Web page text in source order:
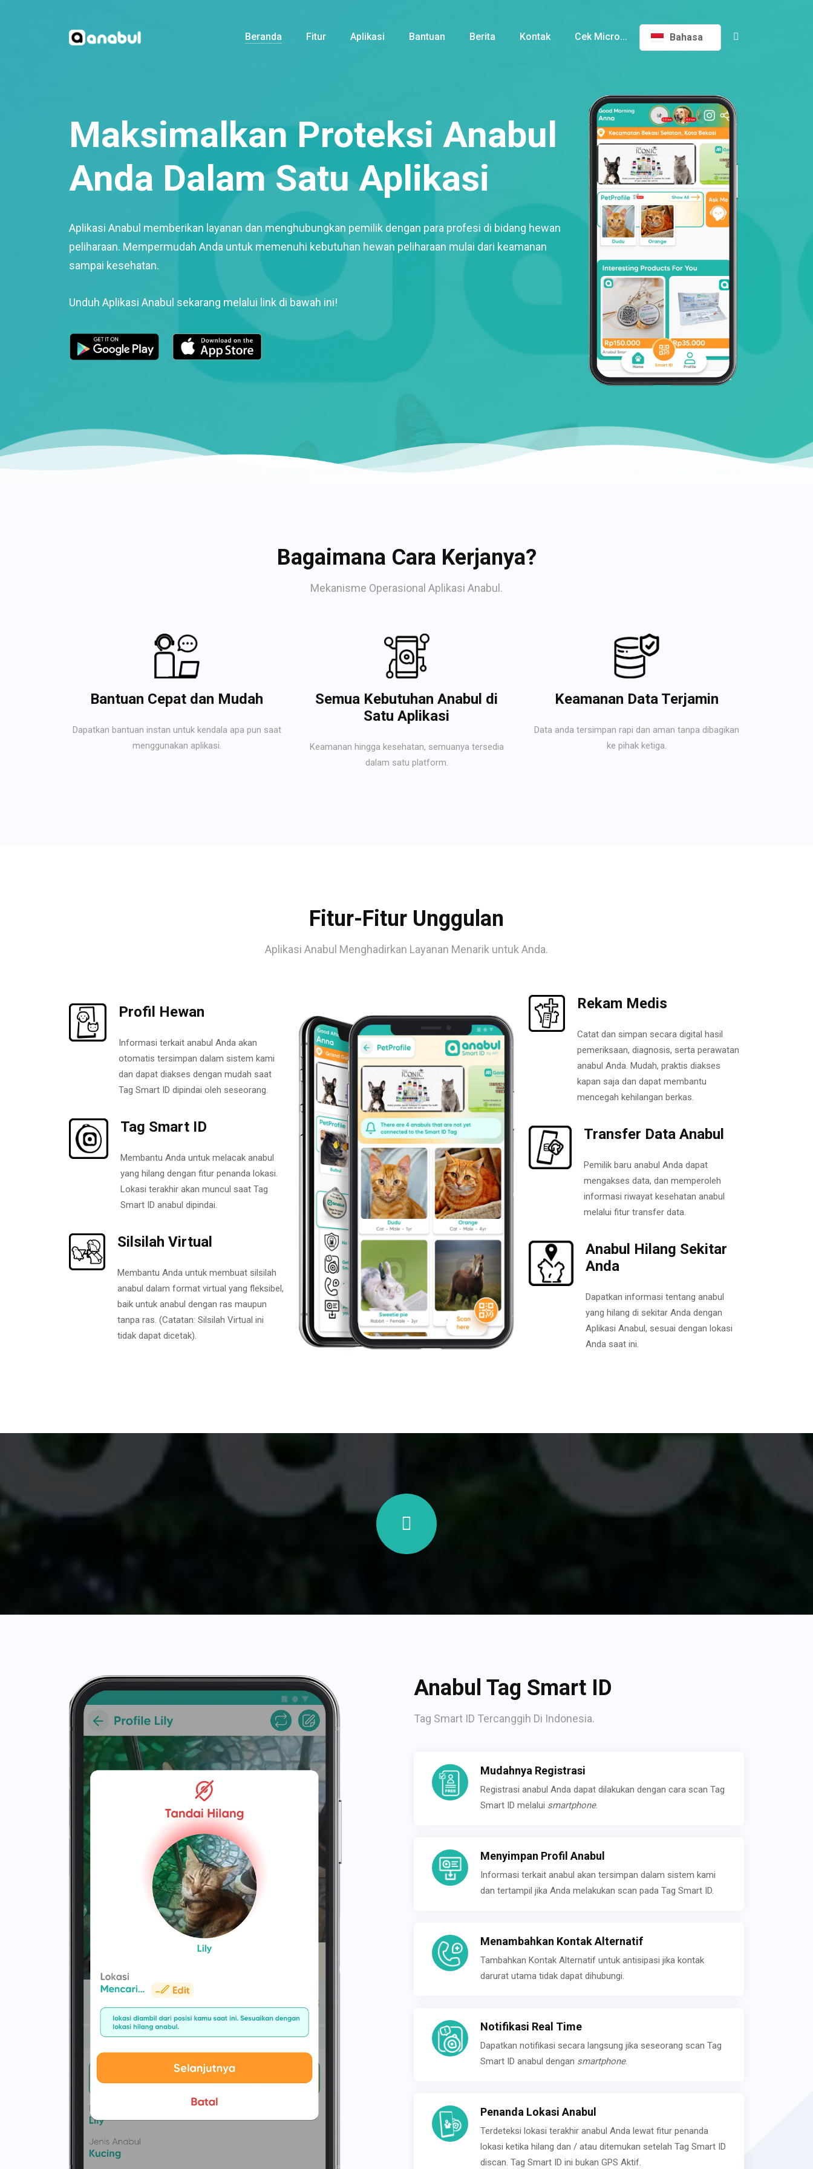
Beranda Fitur Aplikasi Bantuan Berita Kontak Cek Micro... Bahasa
Maksimalkan Proteksi Anabul
Anda Dalam Satu Aplikasi
Aplikasi Anabul memberikan layanan dan menghubungkan pemilik dengan para profesi di bidang hewan
peliharaan. Mempermudah Anda untuk memenuhi kebutuhan hewan peliharaan mulai dari keamanan
sampai kesehatan.
Unduh Aplikasi Anabul sekarang melalui link di bawah ini!
Bagaimana Cara Kerjanya?
Mekanisme Operasional Aplikasi Anabul.
Bantuan Cepat dan Mudah
Dapatkan bantuan instan untuk kendala apa pun saat
menggunakan aplikasi.
Semua Kebutuhan Anabul di
Satu Aplikasi
Keamanan hingga kesehatan, semuanya tersedia
dalam satu platform.
Keamanan Data Terjamin
Data anda tersimpan rapi dan aman tanpa dibagikan
ke pihak ketiga.
Fitur-Fitur Unggulan
Aplikasi Anabul Menghadirkan Layanan Menarik untuk Anda.
Profil Hewan
Informasi terkait anabul Anda akan
otomatis tersimpan dalam sistem kami
dan dapat diakses dengan mudah saat
Tag Smart ID dipindai oleh seseorang.
Tag Smart ID
Membantu Anda untuk melacak anabul
yang hilang dengan fitur penanda lokasi.
Lokasi terakhir akan muncul saat Tag
Smart ID anabul dipindai.
Silsilah Virtual
Membantu Anda untuk membuat silsilah
anabul dalam format virtual yang fleksibel,
baik untuk anabul dengan ras maupun
tanpa ras. (Catatan: Silsilah Virtual ini
tidak dapat dicetak).
Rekam Medis
Catat dan simpan secara digital hasil
pemeriksaan, diagnosis, serta perawatan
anabul Anda. Mudah, praktis diakses
kapan saja dan dapat membantu
mencegah kehilangan berkas.
Transfer Data Anabul
Pemilik baru anabul Anda dapat
mengakses data, dan memperoleh
informasi riwayat kesehatan anabul
melalui fitur transfer data.
Anabul Hilang Sekitar
Anda
Dapatkan informasi tentang anabul
yang hilang di sekitar Anda dengan
Aplikasi Anabul, sesuai dengan lokasi
Anda saat ini.
Anabul Tag Smart ID
Tag Smart ID Tercanggih Di Indonesia.
Mudahnya Registrasi
Registrasi anabul Anda dapat dilakukan dengan cara scan Tag
Smart ID melalui smartphone.
Menyimpan Profil Anabul
Informasi terkait anabul akan tersimpan dalam sistem kami
dan tertampil jika Anda melakukan scan pada Tag Smart ID.
Menambahkan Kontak Alternatif
Tambahkan Kontak Alternatif untuk antisipasi jika kontak
darurat utama tidak dapat dihubungi.
Notifikasi Real Time
Dapatkan notifikasi secara langsung jika seseorang scan Tag
Smart ID anabul dengan smartphone.
Penanda Lokasi Anabul
Terdeteksi lokasi terakhir anabul Anda lewat fitur penanda
lokasi ketika hilang dan / atau ditemukan setelah Tag Smart ID
discan. Tag Smart ID ini bukan GPS Aktif.